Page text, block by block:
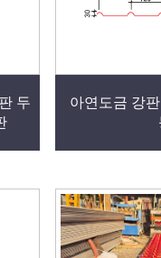
두
아연도금 강